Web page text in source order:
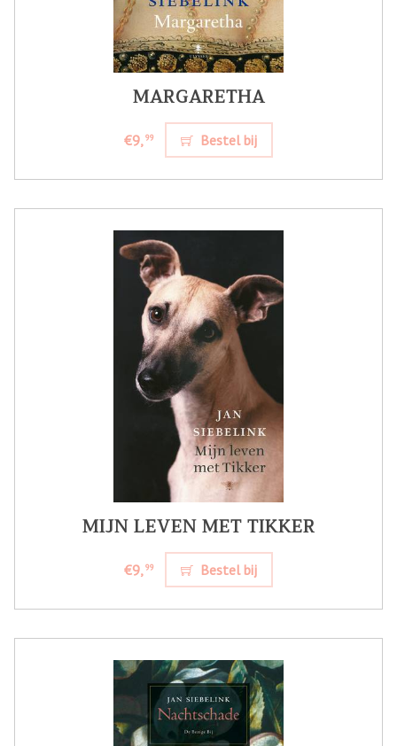
MARGARETHA
€9,99 Bestel bij
MIJN LEVEN MET TIKKER
€9,99 Bestel bij